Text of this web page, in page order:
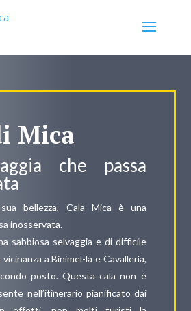
Mica
che passa
bellezza, Cala Mica è una
inosservata.
sabbiosa selvaggia e di difficile
a Binimel-là e Cavallería,
posto. Questa cala non è
nell’itinerario pianificato dai